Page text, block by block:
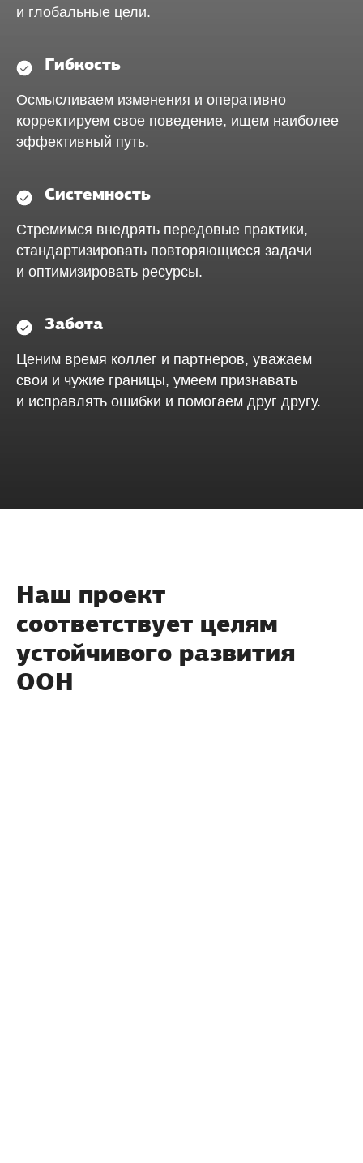
и глобальные цели.
Гибкость
Осмысливаем изменения и оперативно
корректируем свое поведение, ищем наиболее
эффективный путь.
Системность
Стремимся внедрять передовые практики,
стандартизировать повторяющиеся задачи
и оптимизировать ресурсы.
Забота
Ценим время коллег и партнеров, уважаем
свои и чужие границы, умеем признавать
и исправлять ошибки и помогаем друг другу.
Наш проект
соответствует целям
устойчивого развития
ООН